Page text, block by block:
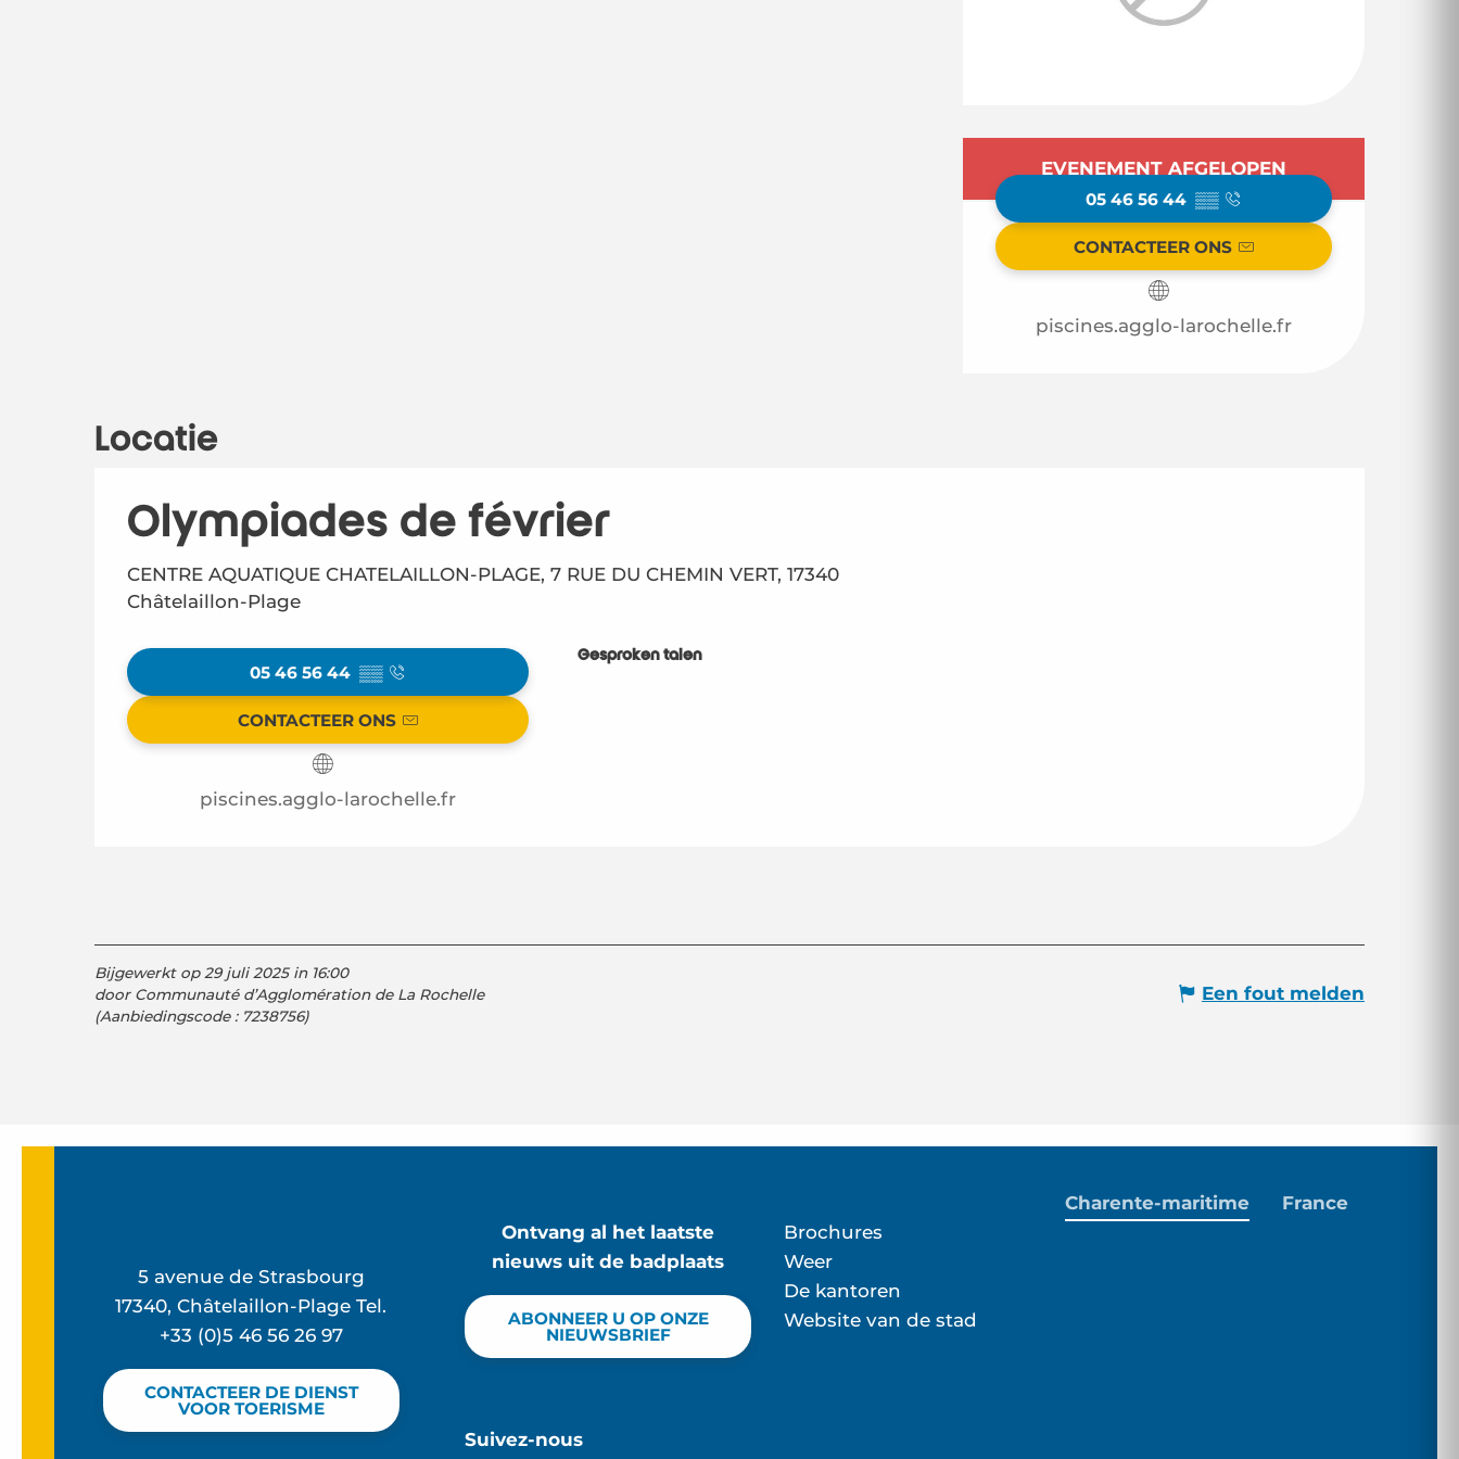
Openingstijden
EVENEMENT AFGELOPEN
05 46 56 44 ▒▒
CONTACTEER ONS
piscines.agglo-larochelle.fr
Locatie
Olympiades de février
CENTRE AQUATIQUE CHATELAILLON-PLAGE, 7 RUE DU CHEMIN VERT, 17340
Châtelaillon-Plage
05 46 56 44 ▒▒
CONTACTEER ONS
piscines.agglo-larochelle.fr
Gesproken talen
Gesproken talen
Bijgewerkt op 29 juli 2025 in 16:00
door Communauté d’Agglomération de La Rochelle
(Aanbiedingscode : 7238756)
Een fout melden
5 avenue de Strasbourg
17340, Châtelaillon-Plage Tel.
+33 (0)5 46 56 26 97
CONTACTEER DE DIENST
VOOR TOERISME
Ontvang al het laatste
nieuws uit de badplaats
ABONNEER U OP ONZE
NIEUWSBRIEF
Suivez-nous
Brochures
Weer
De kantoren
Website van de stad
Charente-maritime France